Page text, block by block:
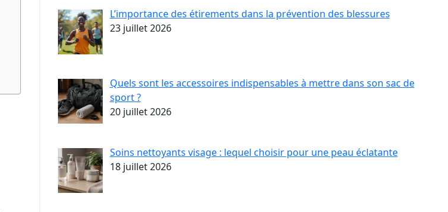
L’importance des étirements dans la prévention des blessures
23 juillet 2026
Quels sont les accessoires indispensables à mettre dans son sac de
sport ?
20 juillet 2026
Soins nettoyants visage : lequel choisir pour une peau éclatante
18 juillet 2026